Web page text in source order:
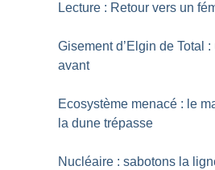
Lecture : Retour vers un
Gisement d’Elgin de Total
avant
Ecosystème menacé : le
la dune trépasse
Nucléaire : sabotons la